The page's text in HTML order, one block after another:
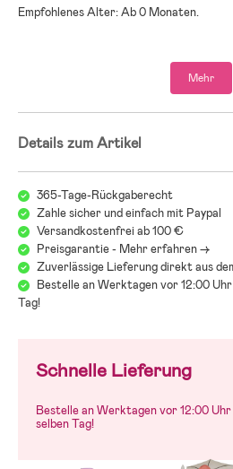
Empfohlenes Alter: Ab 0 Monaten.
Farbe: Grün, grau, braun.
Hinweis! Achte beim Aufbau darauf, alle
für Dein Kind darstellen.
Mehr
Details zum Artikel
365-Tage-Rückgaberecht
Zahle sicher und einfach mit Paypal
Versandkostenfrei ab 100 €
Preisgarantie - Mehr erfahren ->
Zuverlässige Lieferung direkt aus
Bestelle an Werktagen vor 12:00
Tag!
Schnelle Lieferung
Bestelle an Werktagen vor 12:00 Uhr
selben Tag!